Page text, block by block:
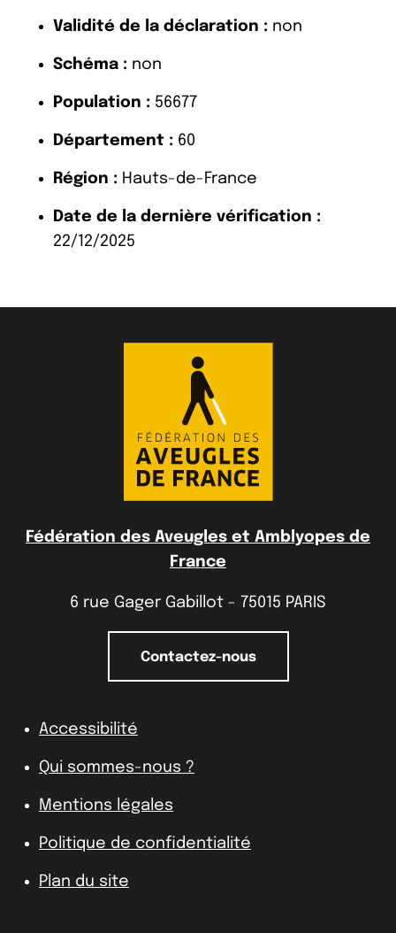
Validité de la déclaration : non
Schéma : non
Population : 56677
Département : 60
Région : Hauts-de-France
Date de la dernière vérification :
22/12/2025
Fédération des Aveugles et Amblyopes de
France
6 rue Gager Gabillot - 75015 PARIS
Contactez-nous
Accessibilité
Qui sommes-nous ?
Mentions légales
Politique de confidentialité
Plan du site